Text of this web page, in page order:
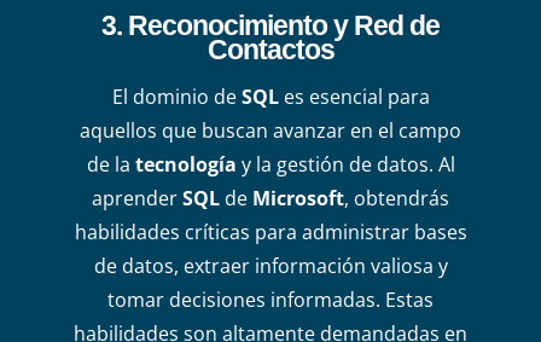
3. Reconocimiento y Red de
Contactos
El dominio deSQLes esencial para
aquellos que buscan avanzar en el campo
de la tecnología y la gestión de datos. Al
aprenderSQLde Microsoft, obtendrás
habilidades críticas para administrar bases
de datos, extraer información valiosa y
tomar decisiones informadas. Estas
habilidades son altamente demandadas en